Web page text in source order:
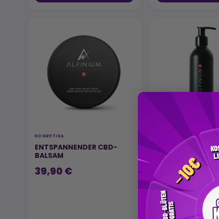
KOSMETIKA
ENTSPANNENDER CBD-
BALSAM
39,90 €
KOSMETIKA
KRYOGENES GEL
49,90 €